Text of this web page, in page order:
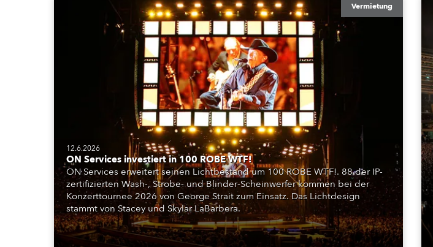
Vermietung
12.6.2026
ON Services investiert in 100 ROBE WTF!
ON Services erweitert seinen Lichtbestand um 100 ROBE WTF!. 88 der IP-
zertifizierten Wash-, Strobe- und Blinder-Scheinwerfer kommen bei der
Konzerttournee 2026 von George Strait zum Einsatz. Das Lichtdesign
stammt von Stacey und Skylar LaBarbera.